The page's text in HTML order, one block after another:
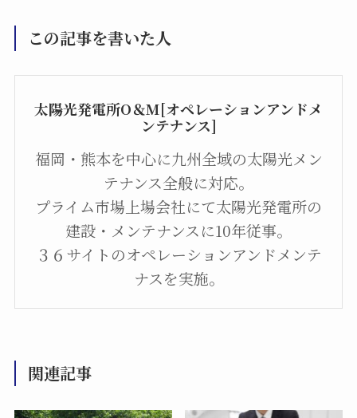
この記事を書いた人
太陽光発電所O＆M[オペレーションアンドメ
ンテナンス]
福岡・熊本を中心に九州全域の太陽光メン
テナンス全般に対応。
プライム市場上場会社にて太陽光発電所の
建設・メンテナンスに10年従事。
３６サイトのオペレーションアンドメンテ
ナスを実施。
関連記事